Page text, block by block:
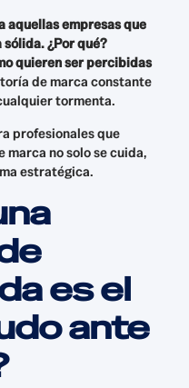
aquellas empresas que
¿Por qué?
quieren ser percibidas
de marca constante
tormenta.
profesionales que
no solo se cuida,
estratégica.
es el
ante